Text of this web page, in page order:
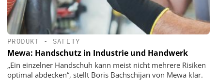
PRODUKT • SAFETY
Mewa: Handschutz in Industrie und Handwerk
„Ein einzelner Handschuh kann meist nicht mehrere Risiken
optimal abdecken“, stellt Boris Bachschijan von Mewa klar.